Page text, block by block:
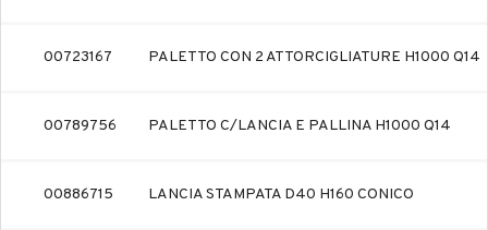
00723167 PALETTO CON 2 ATTORCIGLIATURE H1000 Q14
00789756 PALETTO C/LANCIA E PALLINA H1000 Q14
00886715 LANCIA STAMPATA D40 H160 CONICO